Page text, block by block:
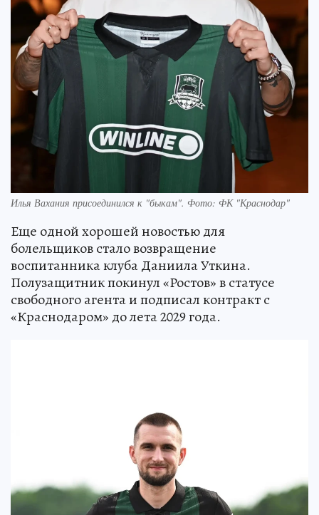
Илья Вахания присоединился к "быкам". Фото: ФК "Краснодар"
Еще одной хорошей новостью для
болельщиков стало возвращение
воспитанника клуба Даниила Уткина.
Полузащитник покинул «Ростов» в статусе
свободного агента и подписал контракт с
«Краснодаром» до лета 2029 года.